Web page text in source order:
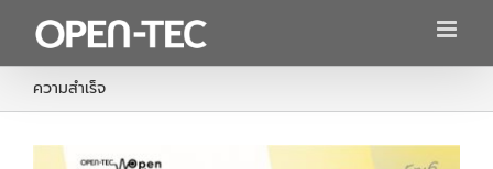
content
ความสำเร็จ